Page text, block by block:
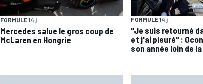
FORMULE 14 j
Mercedes salue le gros coup de
McLaren en Hongrie
FORMULE 14 j
"Je suis retourné
et j'ai pleuré" :
son année loin de la